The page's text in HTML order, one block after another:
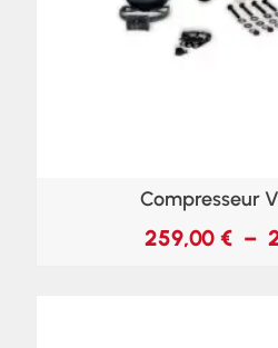
Compresseur
259,00 € –